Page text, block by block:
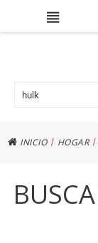
INICIO | HOGAR |